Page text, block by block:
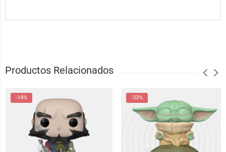
Productos Relacionados
-14% -33%